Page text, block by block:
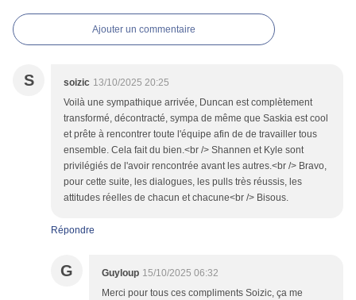
Ajouter un commentaire
S soizic 13/10/2025 20:25
Voilà une sympathique arrivée, Duncan est complètement
transformé, décontracté, sympa de même que Saskia est cool
et prête à rencontrer toute l'équipe afin de de travailler tous
ensemble. Cela fait du bien.<br /> Shannen et Kyle sont
privilégiés de l'avoir rencontrée avant les autres.<br /> Bravo,
pour cette suite, les dialogues, les pulls très réussis, les
attitudes réelles de chacun et chacune<br /> Bisous.
Répondre
G Guyloup 15/10/2025 06:32
Merci pour tous ces compliments Soizic, ça me